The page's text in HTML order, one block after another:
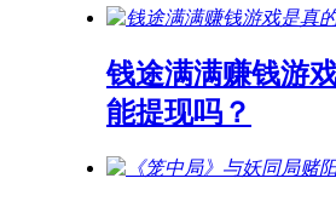
钱途满满赚钱游
能提现吗？